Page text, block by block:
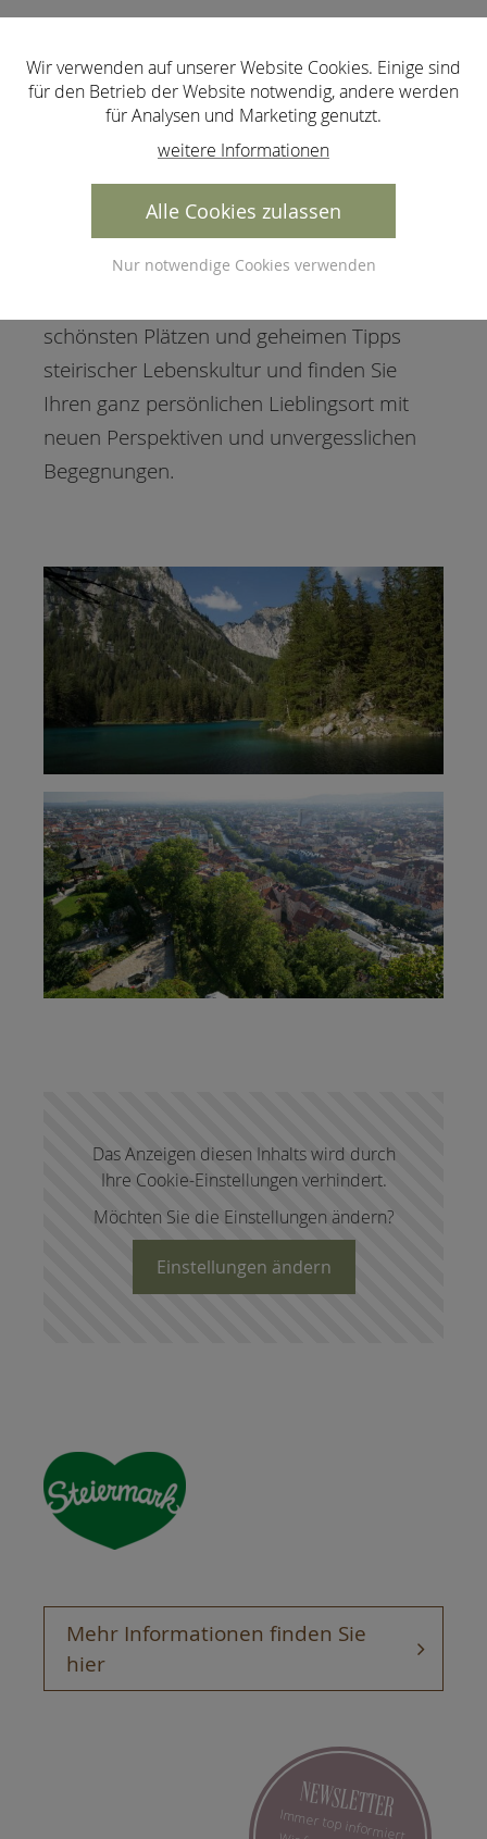
Zwischen Bergen, Almen und Wäldern,
zwischen Obstgärten und Weinhügeln,
glasklaren Berg- und warmen
Thermalquellen, zwischen Städten und
Dörfern, edlen Weinen und steirischen
Naturprodukten erleben Sie einen
schönsten Plätzen und geheimen Tipps
steirischer Lebenskultur und finden Sie
Ihren ganz persönlichen Lieblingsort mit
neuen Perspektiven und unvergesslichen
Begegnungen.
Das Anzeigen diesen Inhalts wird durch
Ihre Cookie-Einstellungen verhindert.
Möchten Sie die Einstellungen ändern?
Einstellungen ändern
Mehr Informationen finden Sie
hier
NEWSLETTER
Immer top informiert
Wir verwenden auf unserer Website Cookies. Einige sind
für den Betrieb der Website notwendig, andere werden
für Analysen und Marketing genutzt.
weitere Informationen
Alle Cookies zulassen
Nur notwendige Cookies verwenden